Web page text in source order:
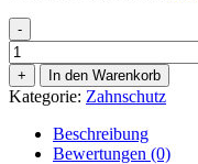
-
Zahnschutz
WACOCU
A+
JUNIOR
weiß-
blau
+ In den Warenkorb
Kategorie: Zahnschutz
Beschreibung
Bewertungen (0)